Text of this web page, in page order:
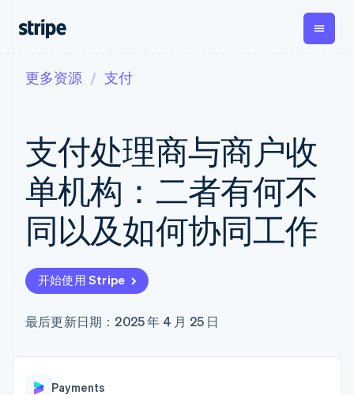
支付
在线支付
Payment links
无代码支付
Checkout
预构建支付界
面
Elements
Payment
methods
接入 125+ 种支
付方式
Terminal
Authorization
支付成功率优
经常性收入
Metronome
按用量计费
Subscriptions
Invoicing
一次性或定期
Tax
销售税和增值
Revenue
Recognition
Stripe Sigma
Global
Payouts
向第三
方打款
Crypto
稳定币
按企业阶段
按应用场景
智能体商务
加密货币
电子商务
嵌入式金融
财务自动化
全球化企业
交易市场
文档
库与 SDK
Stripe Apps
指南
接受线上付款
实施预置结账流程
构建平台或交易市场
管理订阅
发行稳定币支持的支付卡
学习
指南
支持
获取支持
托管支持方案
专业服务
公司
更多资源 支付
支付处理商与商户收
单机构：二者有何不
同以及如何协同工作
开始使用 Stripe
最后更新日期：2025 年 4 月 25 日
Payments